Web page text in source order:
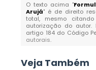
O texto acima "
Arujá" é de direito
total, mesmo
autorização do
artigo 184 do Código
autorais.
Veja Também